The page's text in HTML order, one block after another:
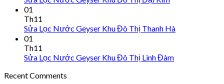
01
Th11
Sửa Lọc Nước Geyser Khu Đô Thị Thanh Hà
01
Th11
Sửa Lọc Nước Geyser Khu Đô Thị Linh Đàm
Recent Comments